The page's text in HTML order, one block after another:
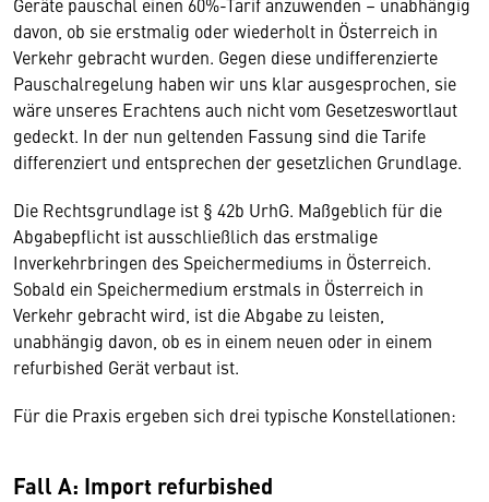
davon, ob sie erstmalig oder wiederholt in Österreich in
Verkehr gebracht wurden. Gegen diese undifferenzierte
Pauschalregelung haben wir uns klar ausgesprochen, sie
wäre unseres Erachtens auch nicht vom Gesetzeswortlaut
gedeckt. In der nun geltenden Fassung sind die Tarife
differenziert und entsprechen der gesetzlichen Grundlage.
Die Rechtsgrundlage ist § 42b UrhG. Maßgeblich für die
Abgabepflicht ist ausschließlich das erstmalige
Inverkehrbringen des Speichermediums in Österreich.
Sobald ein Speichermedium erstmals in Österreich in
Verkehr gebracht wird, ist die Abgabe zu leisten,
unabhängig davon, ob es in einem neuen oder in einem
refurbished Gerät verbaut ist.
Für die Praxis ergeben sich drei typische Konstellationen:
Fall A: Import refurbished